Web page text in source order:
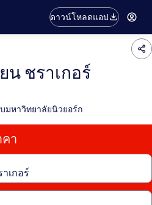
ดาวน์โหลดแอป
น ชราเกอร์
มหาวิทยาลัยนิวยอร์ก
คา